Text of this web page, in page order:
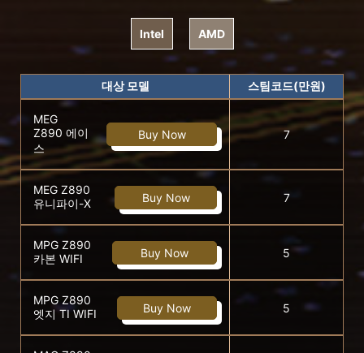
Intel AMD
대상 모델 스팀코드(만원)
MEG
Z890 에이
스
Buy Now 7
MEG Z890
유니파이-X
Buy Now 7
MPG Z890
카본 WIFI
Buy Now 5
MPG Z890
엣지 TI WIFI
Buy Now 5